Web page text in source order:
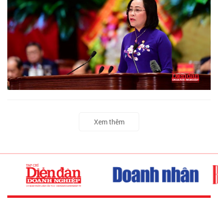
Xem thêm